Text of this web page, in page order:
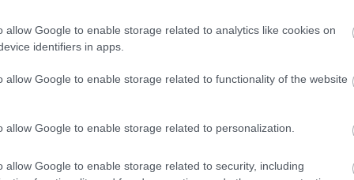
allow Google to enable storage related to analytics like cookies on
identifiers in apps.
allow Google to enable storage related to functionality of the website
allow Google to enable storage related to personalization.
allow Google to enable storage related to security, including
προσοχή στην ποσότητα των υγρών που
ότι αυτό δεν συμβαίνει να κάνουμε
κατάσταση»αναφέρει